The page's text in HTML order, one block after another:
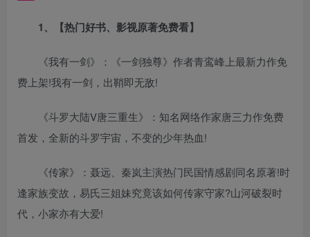
1、【热门好书、影视原著免费看】
《我有一剑》：《一剑独尊》作者青鸾峰上最新力作免
费上架!我有一剑，出鞘即无敌!
《斗罗大陆V唐三重生》：知名网络作家唐三力作免费
首发，全新的斗罗宇宙，不变的少年热血!
《传家》：聂远、秦岚主演热门民国情感剧同名原著!时
逢家族变故，易氏三姐妹究竟该如何传家守家?山河破裂时
代，小家亦有大爱!